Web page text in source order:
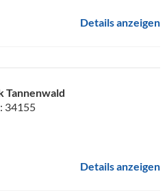
Details anzeigen
Tannenwald
34155
Details anzeigen